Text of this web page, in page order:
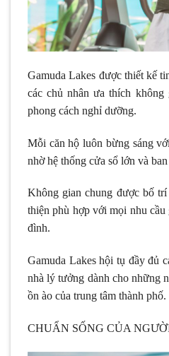
Gamuda Lakes được thiết kế
các chủ nhân ưa thích không
phong cách nghỉ dưỡng.
Mỗi căn hộ luôn bừng sáng
nhờ hệ thống cửa sổ lớn và
Không gian chung được bố
thiện phù hợp với mọi nhu
đình.
Gamuda Lakes hội tụ đầy đủ
nhà lý tưởng dành cho những
ồn ào của trung tâm thành phố.
CHUẨN SỐNG CỦA